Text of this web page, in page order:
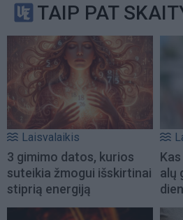
TAIP PAT
Laisvalaikis
3 gimimo datos, kurios
suteikia žmogui išskirtinai
stiprią energiją
alų